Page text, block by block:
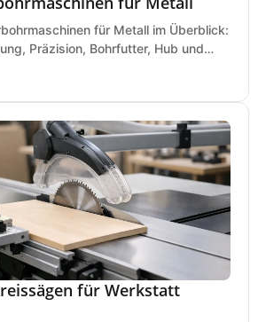
für Metall im Überblick:
Präzision, Bohrfutter, Hub und
für Werkstatt